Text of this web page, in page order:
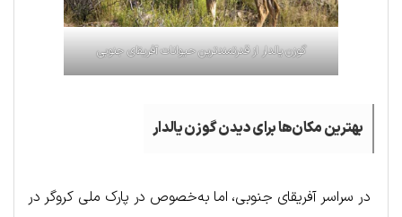
گوزن یالدار از قدرتمندترین حیوانات آفریقای جنوبی
بهترین مکان‌ها برای دیدن گوزن یالدار
در سراسر آفریقای جنوبی، اما به‌خصوص در پارک ملی کروگر در